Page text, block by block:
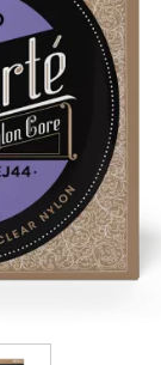
Eveil Musical
Packs
Voir